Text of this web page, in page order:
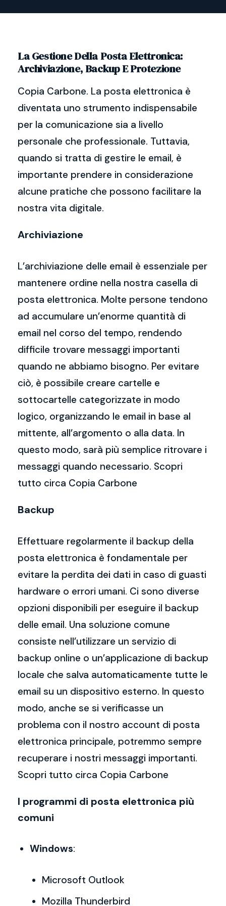
La Gestione Della Posta Elettronica:
Archiviazione, Backup E Protezione
Copia Carbone. La posta elettronica è
diventata uno strumento indispensabile
per la comunicazione sia a livello
personale che professionale. Tuttavia,
quando si tratta di gestire le email, è
importante prendere in considerazione
alcune pratiche che possono facilitare la
nostra vita digitale.
Archiviazione
L’archiviazione delle email è essenziale per
mantenere ordine nella nostra casella di
posta elettronica. Molte persone tendono
ad accumulare un’enorme quantità di
email nel corso del tempo, rendendo
difficile trovare messaggi importanti
quando ne abbiamo bisogno. Per evitare
ciò, è possibile creare cartelle e
sottocartelle categorizzate in modo
logico, organizzando le email in base al
mittente, all’argomento o alla data. In
questo modo, sarà più semplice ritrovare i
messaggi quando necessario. Scopri
tutto circa Copia Carbone
Backup
Effettuare regolarmente il backup della
posta elettronica è fondamentale per
evitare la perdita dei dati in caso di guasti
hardware o errori umani. Ci sono diverse
opzioni disponibili per eseguire il backup
delle email. Una soluzione comune
consiste nell’utilizzare un servizio di
backup online o un’applicazione di backup
locale che salva automaticamente tutte le
email su un dispositivo esterno. In questo
modo, anche se si verificasse un
problema con il nostro account di posta
elettronica principale, potremmo sempre
recuperare i nostri messaggi importanti.
Scopri tutto circa Copia Carbone
I programmi di posta elettronica più
comuni
Windows:
Microsoft Outlook
Mozilla Thunderbird